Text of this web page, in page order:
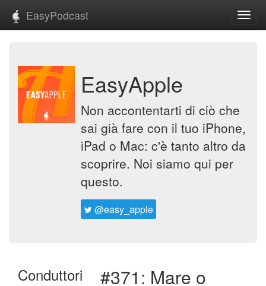
EasyPodcast
EasyApple
Non accontentarti di ciò che
sai già fare con il tuo iPhone,
iPad o Mac: c'è tanto altro da
scoprire. Noi siamo qui per
questo.
@easy_apple
Conduttori #371: Mare o